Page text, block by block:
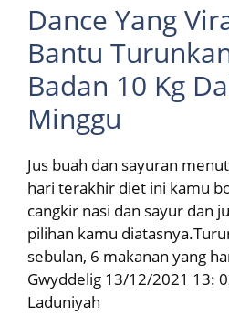
Dance Yang
Bantu
Badan 10 Kg
Minggu
Jus buah dan sayuran
hari terakhir diet ini kamu
cangkir nasi dan sayur dan
pilihan kamu
sebulan, 6 makanan yang
Gwyddelig 13/12/2021 13:
Laduniyah